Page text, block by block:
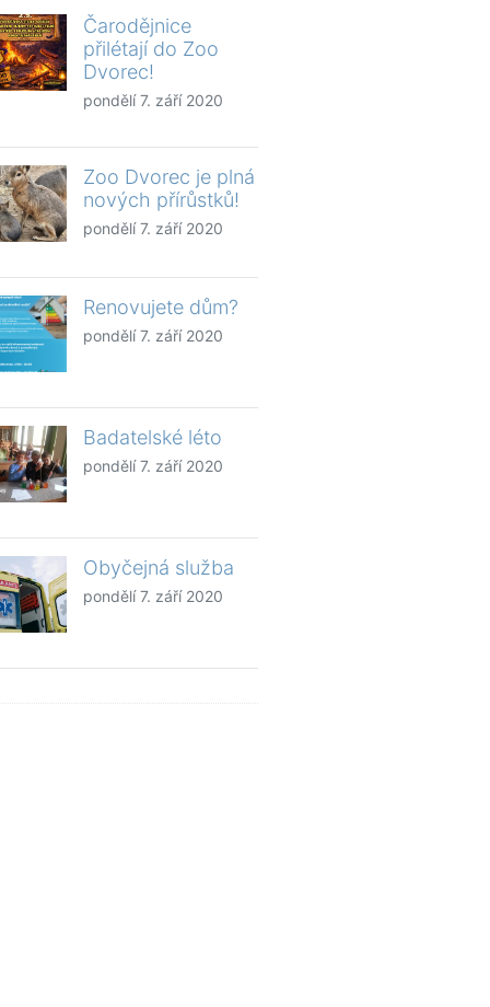
Čarodějnice
přilétají do Zoo
Dvorec!
pondělí 7. září 2020
Zoo Dvorec je plná
nových přírůstků!
pondělí 7. září 2020
Renovujete dům?
pondělí 7. září 2020
Badatelské léto
pondělí 7. září 2020
Obyčejná služba
pondělí 7. září 2020